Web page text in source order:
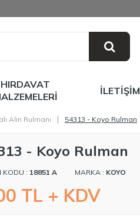
HIRDAVAT
İLETIŞIM
Alın Rulmanı | 54313 - Koyo Rulman
- Koyo Rulman
KODU : 18851 A MARKA : KOYO
TL + KDV